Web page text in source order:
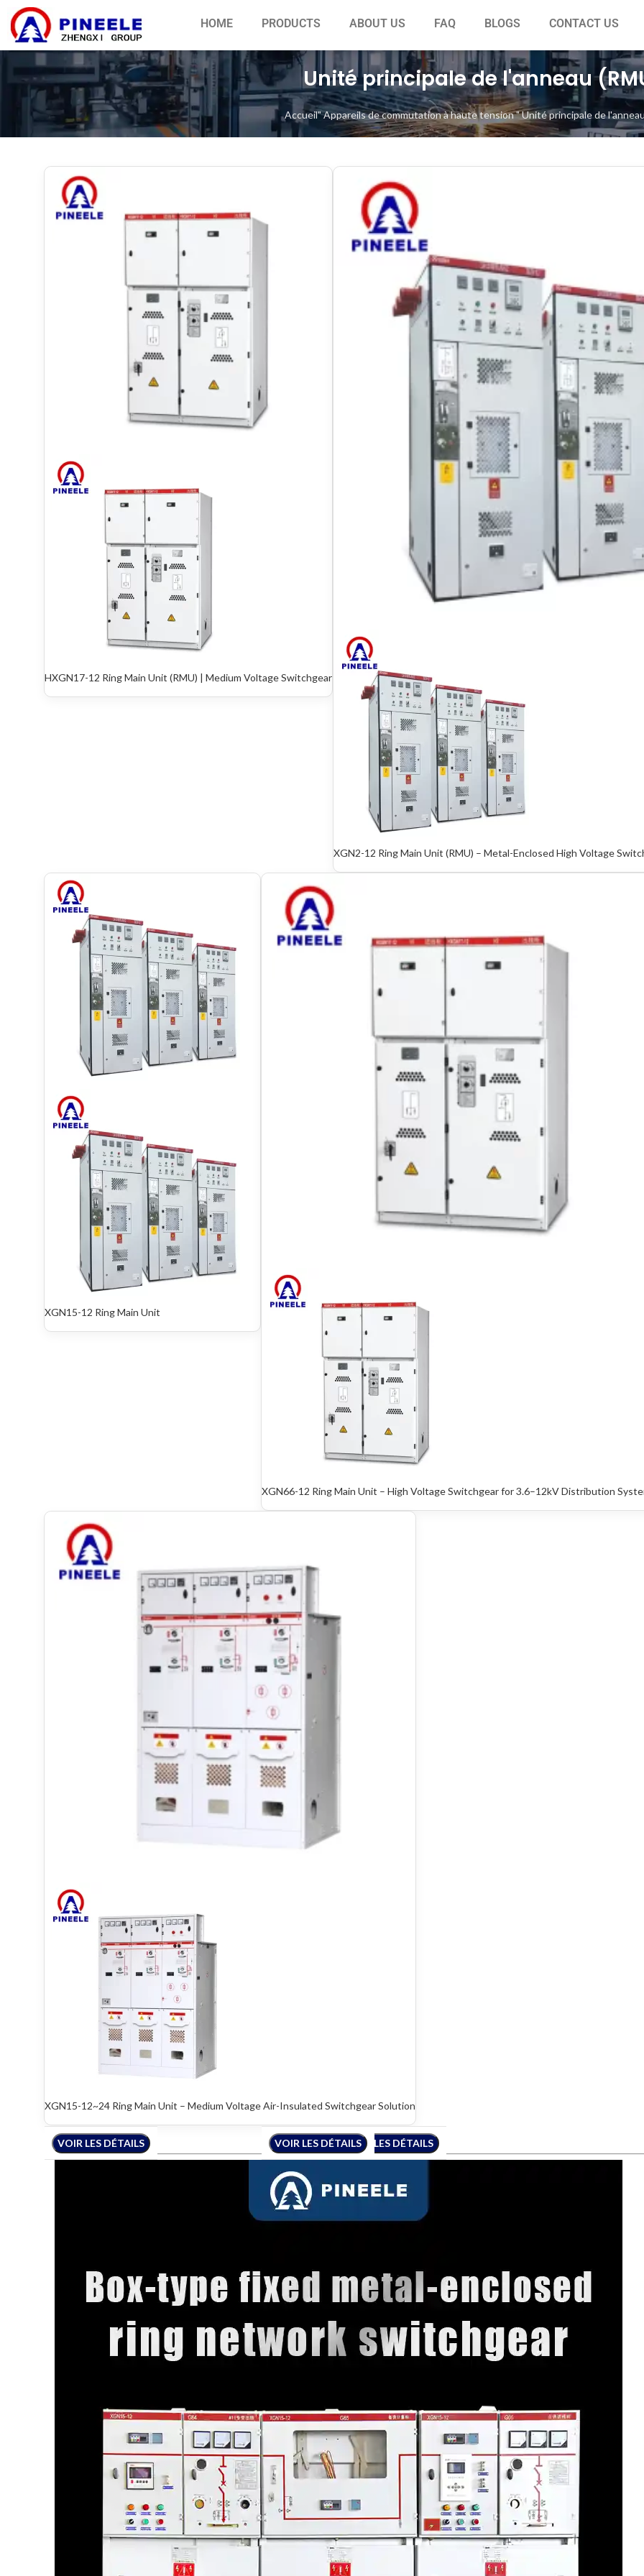
HOME PRODUCTS ABOUT US FAQ BLOGS CONTACT US
Unité principale de l'anneau
Accueil"Appareils de commutation à haute tension"Unité principale de
VOIR LES DÉTAILS
HXGN17-12 Ring Main Unit (RMU) | Medium Voltage Switchgear
VOIR LES DÉTAILS
XGN2-12 Ring Main Unit (RMU) – Metal-Enclosed High Voltage
VOIR LES DÉTAILS
XGN15-12 Ring Main Unit
VOIR LES DÉTAILS
XGN66-12 Ring Main Unit – High Voltage Switchgear for 3.6–12kV Distribution
VOIR LES DÉTAILS
XGN15-12~24 Ring Main Unit – Medium Voltage Air-Insulated Switchgear Solution